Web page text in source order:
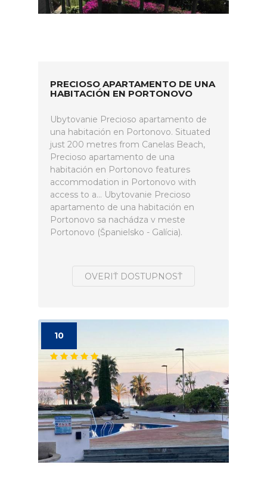
PRECIOSO APARTAMENTO DE UNA
HABITACIÓN EN PORTONOVO
Ubytovanie Precioso apartamento de
una habitación en Portonovo. Situated
just 200 metres from Canelas Beach,
Precioso apartamento de una
habitación en Portonovo features
accommodation in Portonovo with
access to a... Ubytovanie Precioso
apartamento de una habitación en
Portonovo sa nachádza v meste
Portonovo (Španielsko - Galícia).
OVERIŤ DOSTUPNOSŤ
10